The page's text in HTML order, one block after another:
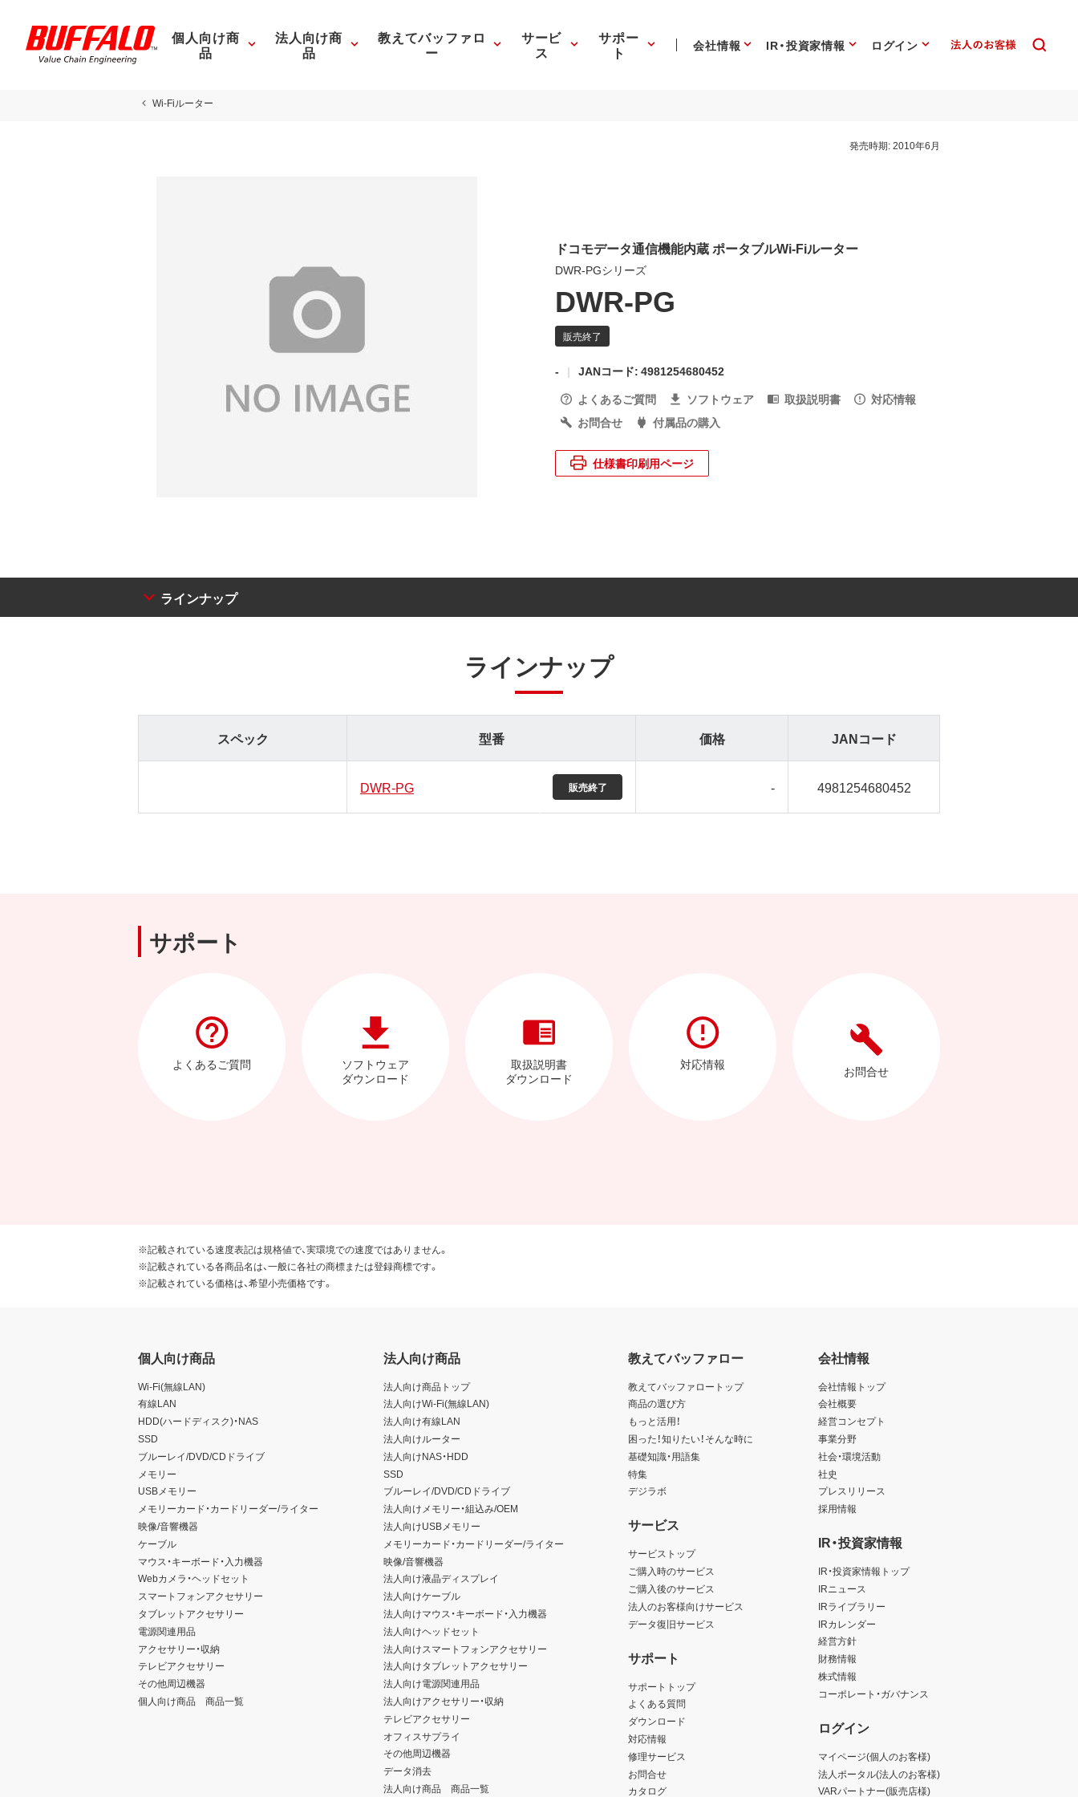
個人向け商
品
法人向け商
品
教えてバッファロ
ー
サービ
ス
サポー
ト 会社情報 IR・投資家情報 ログイン
Wi-Fiルーター
発売時期:2010年6月
ドコモデータ通信機能内蔵 ポータブルWi-Fiルーター
DWR-PGシリーズ
DWR-PG
-
JANコード: 4981254680452
よくあるご質問
ソフトウェア 取扱説明書
対応情報
お問合せ
付属品の購入
仕様書印刷用ページ
ラインナップ
ラインナップ
スペック 型番 価格 JANコード
DWR-PG - 4981254680452
サポート
よくあるご質問
ソフトウェア
ダウンロード
取扱説明書
ダウンロード
対応情報 お問合せ
※記載されている速度表記は規格値で、実環境での速度ではありません。
※記載されている各商品名は、一般に各社の商標または登録商標です。
※記載されている価格は、希望小売価格です。
個人向け商品
Wi-Fi(無線LAN)
有線LAN
HDD(ハードディスク)・NAS
SSD
ブルーレイ/DVD/CDドライブ
メモリー
USBメモリー
メモリーカード・カードリーダー/ライター
映像/音響機器
ケーブル
マウス・キーボード・入力機器
Webカメラ・ヘッドセット
スマートフォンアクセサリー
タブレットアクセサリー
電源関連用品
アクセサリー・収納
テレビアクセサリー
その他周辺機器
個人向け商品 商品一覧
法人向け商品
法人向け商品トップ
法人向けWi-Fi(無線LAN)
法人向け有線LAN
法人向けルーター
法人向けNAS・HDD
SSD
ブルーレイ/DVD/CDドライブ
法人向けメモリー・組込み/OEM
法人向けUSBメモリー
メモリーカード・カードリーダー/ライター
映像/音響機器
法人向け液晶ディスプレイ
法人向けケーブル
法人向けマウス・キーボード・入力機器
法人向けヘッドセット
法人向けスマートフォンアクセサリー
法人向けタブレットアクセサリー
法人向け電源関連用品
法人向けアクセサリー・収納
テレビアクセサリー
オフィスサプライ
その他周辺機器
データ消去
法人向け商品 商品一覧
教えてバッファロー
教えてバッファロートップ
商品の選び方
もっと活用！
困った！知りたい！そんな時に
基礎知識・用語集
特集
デジラボ
サービス
サービストップ
ご購入時のサービス
ご購入後のサービス
法人のお客様向けサービス
データ復旧サービス
サポート
サポートトップ
よくある質問
ダウンロード
対応情報
修理サービス
お問合せ
カタログ
会社情報
会社情報トップ
会社概要
経営コンセプト
事業分野
社会・環境活動
社史
プレスリリース
採用情報
IR・投資家情報
IR・投資家情報トップ
IRニュース
IRライブラリー
IRカレンダー
経営方針
財務情報
株式情報
コーポレート・ガバナンス
ログイン
マイページ(個人のお客様)
法人ポータル(法人のお客様)
VARパートナー(販売店様)